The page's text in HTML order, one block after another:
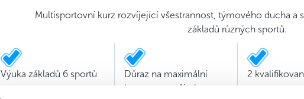
Multisportovní kurz rozvíjející všestrannost, týmového ducha a
základů různých sportů.
Výuka základů 6 sportů
Důraz na maximální
hravost a prožitek
2